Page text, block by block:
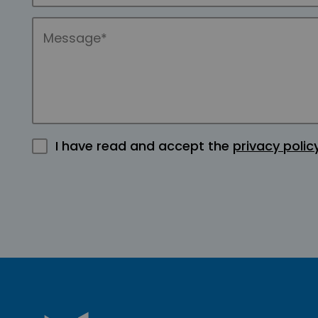
I have read and accept the privacy